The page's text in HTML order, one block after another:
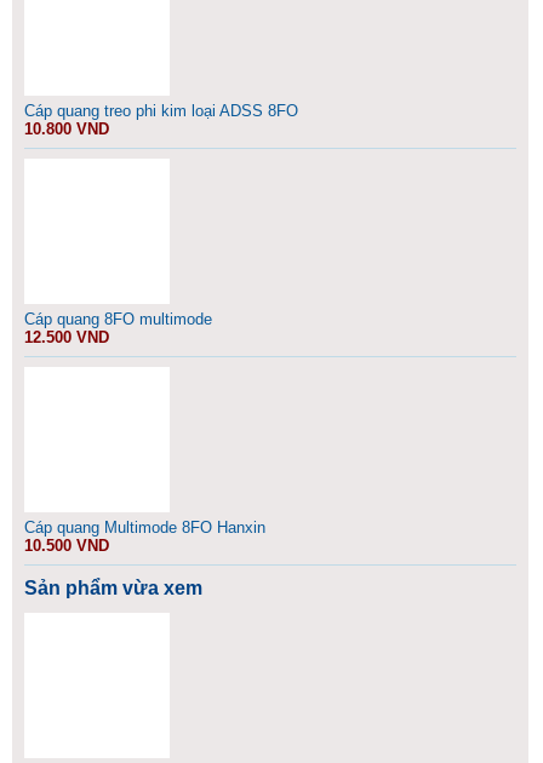
Cáp quang treo phi kim loại ADSS 8FO
10.800 VND
Cáp quang 8FO multimode
12.500 VND
Cáp quang Multimode 8FO Hanxin
10.500 VND
Sản phẩm vừa xem